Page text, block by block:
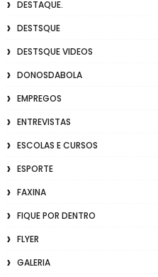
DESTAQUE.
DESTSQUE
DESTSQUE VIDEOS
DONOSDABOLA
EMPREGOS
ENTREVISTAS
ESCOLAS E CURSOS
ESPORTE
FAXINA
FIQUE POR DENTRO
FLYER
GALERIA